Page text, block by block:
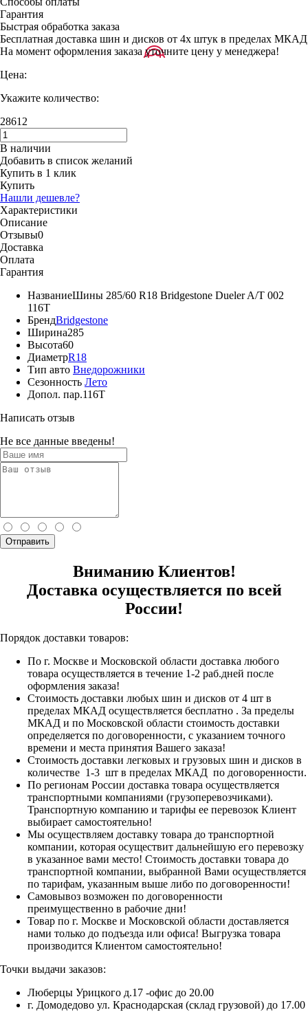
Гарантия
Быстрая обработка заказа
Бесплатная доставка шин и дисков от 4х штук в пределах МКАД
На момент оформления заказа уточните цену у менеджера!
Цена:
Укажите количество:
28612
В наличии
Добавить в список желаний
Купить в 1 клик
Купить
Нашли дешевле?
Характеристики
Описание
Отзывы0
Доставка
Оплата
Гарантия
НазваниеШины 285/60 R18 Bridgestone Dueler A/T 002
116T
БрендBridgestone
Ширина285
Высота60
ДиаметрR18
Тип авто Внедорожники
Сезонность Лето
Допол. пар.116T
Написать отзыв
Не все данные введены!
Отправить
Вниманию Клиентов!
Доставка осуществляется по всей
России!
Порядок доставки товаров:
По г. Москве и Московской области доставка любого
товара осуществляется в течение 1-2 раб.дней после
оформления заказа!
Стоимость доставки любых шин и дисков от 4 шт в
пределах МКАД осуществляется бесплатно . За пределы
МКАД и по Московской области стоимость доставки
определяется по договоренности, с указанием точного
времени и места принятия Вашего заказа!
Стоимость доставки легковых и грузовых шин и дисков в
количестве 1-3 шт в пределах МКАД по договоренности.
По регионам России доставка товара осуществляется
транспортными компаниями (грузоперевозчиками).
Транспортную компанию и тарифы ее перевозок Клиент
выбирает самостоятельно!
Мы осуществляем доставку товара до транспортной
компании, которая осуществит дальнейшую его перевозку
в указанное вами место! Стоимость доставки товара до
транспортной компании, выбранной Вами осуществляется
по тарифам, указанным выше либо по договоренности!
Самовывоз возможен по договоренности
преимущественно в рабочие дни!
Товар по г. Москве и Московской области доставляется
нами только до подъезда или офиса! Выгрузка товара
производится Клиентом самостоятельно!
Точки выдачи заказов:
Люберцы Урицкого д.17 -офис до 20.00
г. Домодедово ул. Краснодарская (склад грузовой) до 17.00